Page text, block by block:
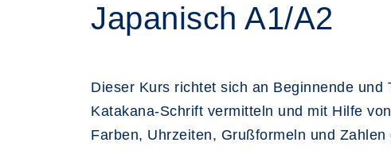
Japanisch A1/A2
Dieser Kurs richtet sich an Beginnende
Katakana-Schrift vermitteln und mit Hilfe
Farben, Uhrzeiten, Grußformeln und